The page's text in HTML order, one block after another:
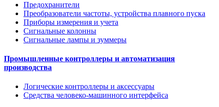
Предохранители
Преобразователи частоты, устройства плавного пуска
Приборы измерения и учета
Сигнальные колонны
Сигнальные лампы и зуммеры
Промышленные контроллеры и автоматизация
производства
Логические контроллеры и аксессуары
Средства человеко-машинного интерфейса